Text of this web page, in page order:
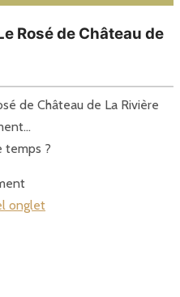
Rosé de Château de
temps ?
onglet